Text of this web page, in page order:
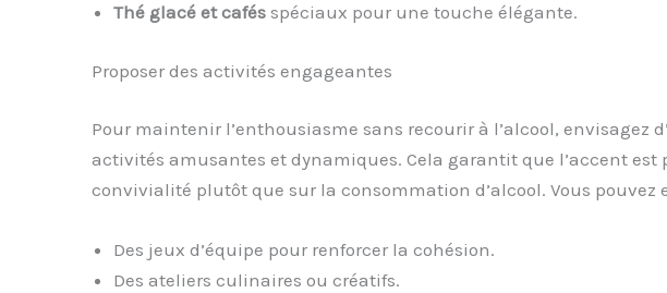
Thé glacé et cafésspéciaux pour une touche élégante.
Proposer des activités engageantes
Pour maintenir l’enthousiasme sans recourir à l’alcool, envisagez
activités amusantes et dynamiques. Cela garantit que l’accent est
convivialité plutôt que sur la consommation d’alcool. Vous pouvez
Des jeux d’équipe pour renforcer la cohésion.
Des ateliers culinaires ou créatifs.